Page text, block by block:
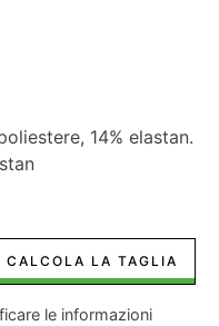
14% elastan.
CALCOLA LA TAGLIA
le informazioni